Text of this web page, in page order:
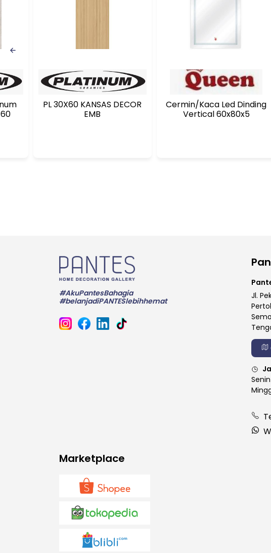
60X60
PL 30X60 KANSAS DECOR
EMB
Cermin/Kaca Led Dinding
Vertical 60x80x5
#AkuPantesBahagia
#belanjadiPANTESlebihhemat
Jl.
Marketplace